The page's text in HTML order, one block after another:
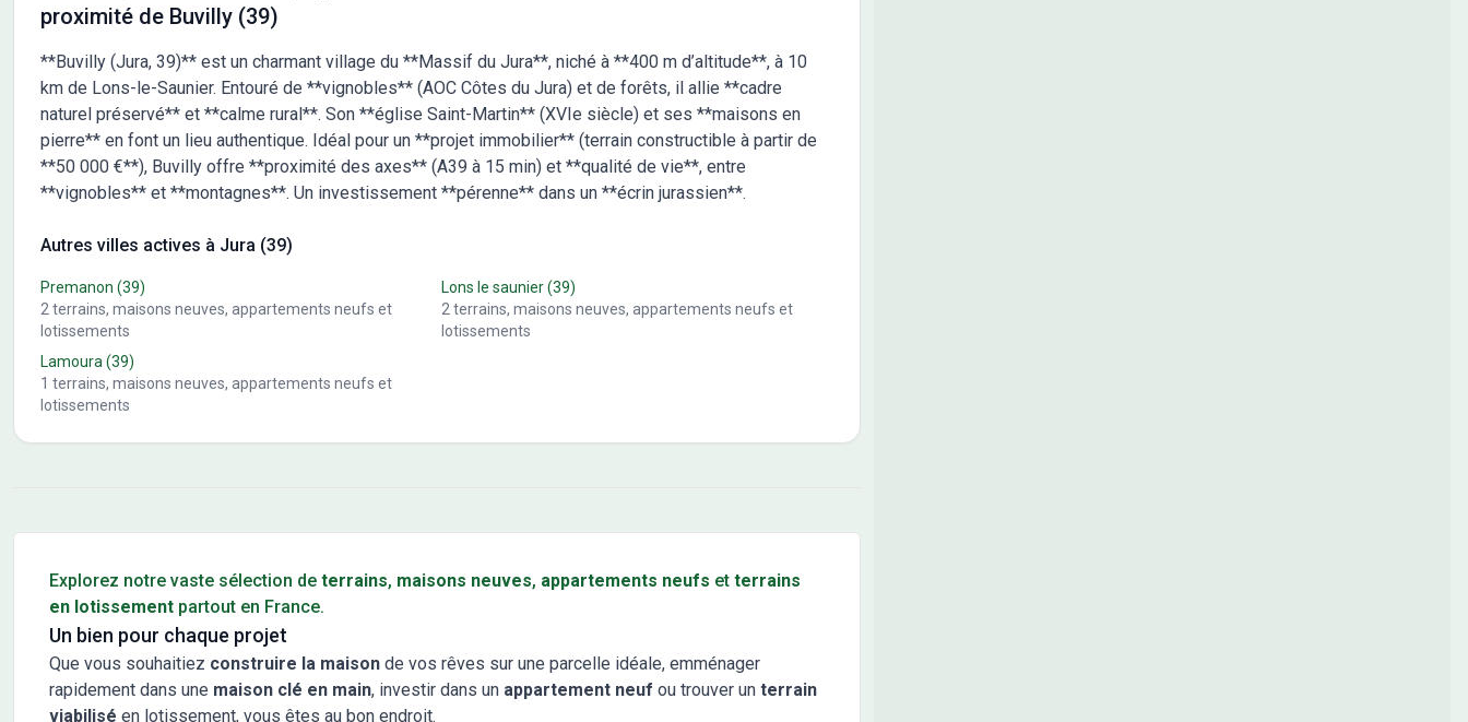
proximité de Buvilly (39)
**Buvilly (Jura, 39)** est un charmant village du **Massif du Jura**, niché à **400 m d’altitude**, à 10
km de Lons-le-Saunier. Entouré de **vignobles** (AOC Côtes du Jura) et de forêts, il allie **cadre
naturel préservé** et **calme rural**. Son **église Saint-Martin** (XVIe siècle) et ses **maisons en
pierre** en font un lieu authentique. Idéal pour un **projet immobilier** (terrain constructible à partir de
**50 000 €**), Buvilly offre **proximité des axes** (A39 à 15 min) et **qualité de vie**, entre
**vignobles** et **montagnes**. Un investissement **pérenne** dans un **écrin jurassien**.
Autres villes actives à Jura (39)
Premanon (39)
2 terrains, maisons neuves, appartements neufs et
lotissements
Lons le saunier(39)
2 terrains, maisons neuves, appartements neufs et
lotissements
Lamoura (39)
1 terrains, maisons neuves, appartements neufs et
lotissements
Explorez notre vaste sélection de terrains, maisons neuves, appartements neufs et terrains
en lotissement partout en France.
Un bien pour chaque projet
Que vous souhaitiez construire la maison de vos rêves sur une parcelle idéale, emménager
rapidement dans une maison clé en main, investir dans un appartement neuf ou trouver un terrain
viabilisé en lotissement, vous êtes au bon endroit.